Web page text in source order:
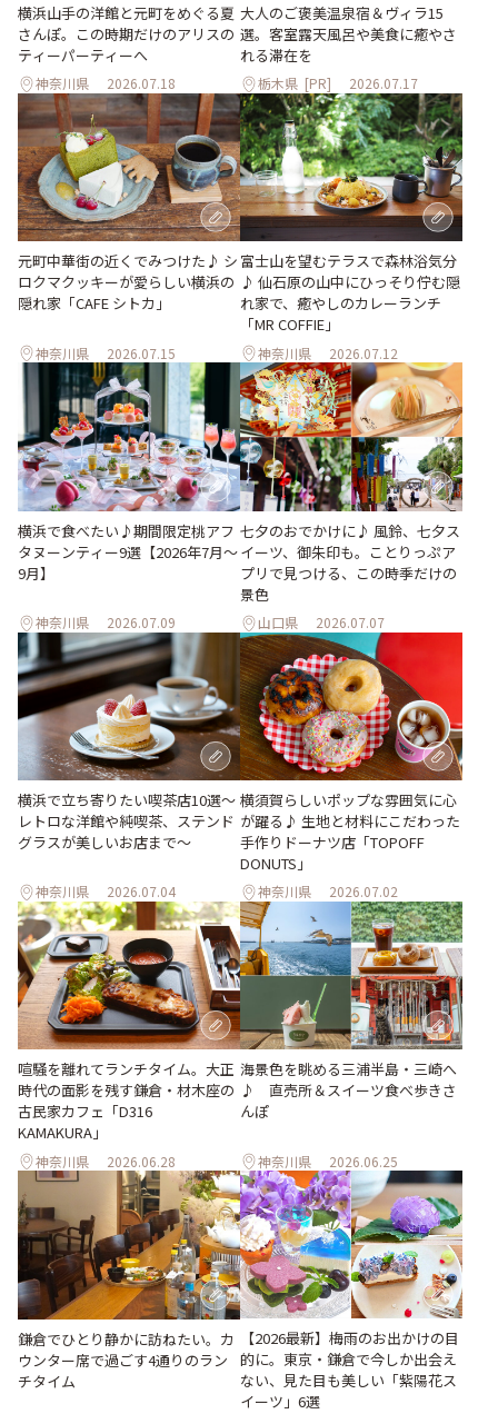
横浜山手の洋館と元町をめぐる夏
さんぽ。この時期だけのアリスの
ティーパーティーへ
神奈川県 2026.07.18
大人のご褒美温泉宿＆ヴィラ15
選。客室露天風呂や美食に癒やさ
れる滞在を
栃木県 [PR] 2026.07.17
元町中華街の近くでみつけた♪ シ
ロクマクッキーが愛らしい横浜の
隠れ家「CAFE シトカ」
神奈川県 2026.07.15
富士山を望むテラスで森林浴気分
♪ 仙石原の山中にひっそり佇む隠
れ家で、癒やしのカレーランチ
「MR COFFIE」
神奈川県 2026.07.12
横浜で食べたい♪期間限定桃アフ
タヌーンティー9選【2026年7月～
9月】
神奈川県 2026.07.09
七夕のおでかけに♪ 風鈴、七夕ス
イーツ、御朱印も。ことりっぷア
プリで見つける、この時季だけの
景色
山口県 2026.07.07
横浜で立ち寄りたい喫茶店10選～
レトロな洋館や純喫茶、ステンド
グラスが美しいお店まで～
神奈川県 2026.07.04
横須賀らしいポップな雰囲気に心
が躍る♪ 生地と材料にこだわった
手作りドーナツ店「TOPOFF
DONUTS」
神奈川県 2026.07.02
喧騒を離れてランチタイム。大正
時代の面影を残す鎌倉・材木座の
古民家カフェ「D316
KAMAKURA」
神奈川県 2026.06.28
海景色を眺める三浦半島・三崎へ
♪ 直売所＆スイーツ食べ歩きさ
んぽ
神奈川県 2026.06.25
鎌倉でひとり静かに訪ねたい。カ
ウンター席で過ごす4通りのラン
チタイム
【2026最新】梅雨のお出かけの目
的に。東京・鎌倉で今しか出会え
ない、見た目も美しい「紫陽花ス
イーツ」6選